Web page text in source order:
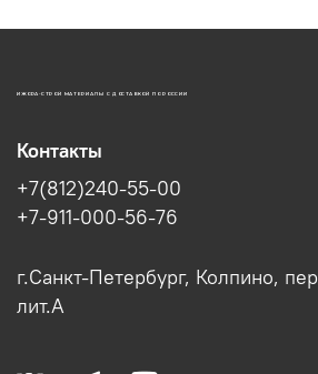
ИЖОРА-СТРОЙ МАТЕРИАЛЫ С ДОСТАВКОЙ ПО РОССИИ
Контакты
+7(812)240-55-00
+7-911-000-56-76
г.Санкт-Петербург, Колпино,
лит.А